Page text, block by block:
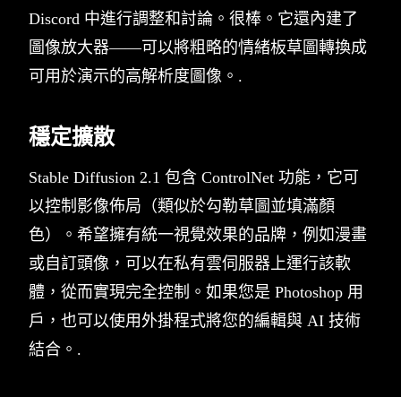
Discord 中進行調整和討論。很棒。它還內建了
圖像放大器——可以將粗略的情緒板草圖轉換成
可用於演示的高解析度圖像。.
穩定擴散
Stable Diffusion 2.1 包含 ControlNet 功能，它可
以控制影像佈局（類似於勾勒草圖並填滿顏
色）。希望擁有統一視覺效果的品牌，例如漫畫
或自訂頭像，可以在私有雲伺服器上運行該軟
體，從而實現完全控制。如果您是 Photoshop 用
戶，也可以使用外掛程式將您的編輯與 AI 技術
結合。.